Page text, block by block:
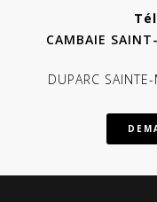
CAMBAIE
DUPARC